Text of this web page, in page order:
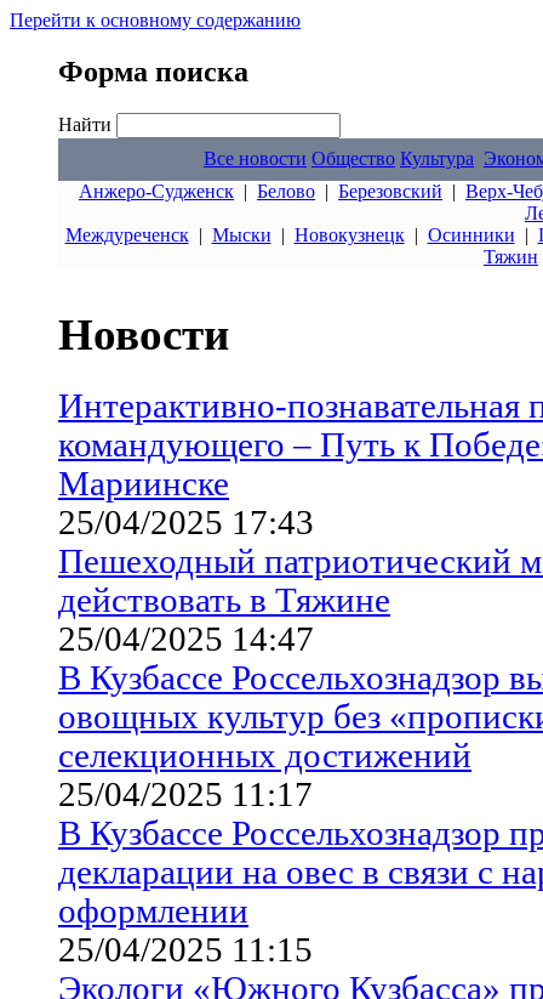
Перейти к основному содержанию
Форма поиска
Найти
Все новости Общество Культура
Анжеро-Судженск | Белово | Березовский | Верх-
Междуреченск| Мыски | Новокузнецк| Осинники |
Тяжин
Новости
Интерактивно-
командующего – Путь к
Мариинске
25/04/2025 17:43
Пешеходный патриотический
действовать в Тяжине
25/04/2025 14:47
В Кузбассе Россельхознадзор
овощных культур без
селекционных достижений
25/04/2025 11:17
В Кузбассе Россельхознадзор
декларации на овес в связи с
оформлении
25/04/2025 11:15
Экологи «Южного Кузбасса»